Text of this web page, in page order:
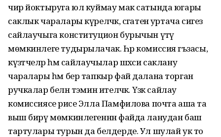
чир йоктыруга юл куймау мак сатында югары
саклык чаралары күреләчәк, сәгатенә уртача сигез
сайлаучыга конституцион бурычын үтәү
мөмкинлеге тудырылачак. Һәр комиссия әгъзасы,
күзәтчеләр һәм сайлаучылар шәхси саклану
чаралары һәм бер тапкыр фай далана торган
ручкалар белән тәэмин ителәчәк. Үзәк сайлау
комиссиясе рәисе Элла Памфилова почта аша та
выш бирү мөмкинлегеннән файда ланудан баш
тартулары турын да белдерде. Ул шулай ук то